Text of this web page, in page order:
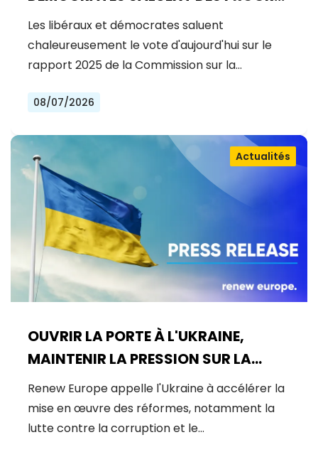
EXCEPTIONNELS SUR LA VOIE DE
L'ADHÉSION À L'UE
Les libéraux et démocrates saluent
chaleureusement le vote d'aujourd'hui sur le
rapport 2025 de la Commission sur la…
08/07/2026
OUVRIR LA PORTE À L'UKRAINE,
MAINTENIR LA PRESSION SUR LA
RUSSIE
Actualités
Renew Europe appelle l'Ukraine à accélérer la
mise en œuvre des réformes, notamment la
lutte contre la corruption et le…